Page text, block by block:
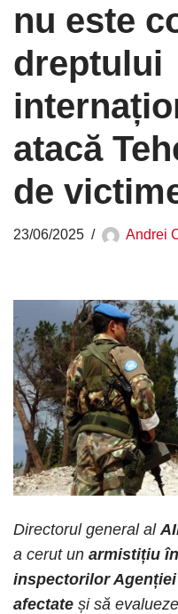
nu este
dreptului
atacă
de
23/06/2025 Andrei
Directorul general al
a cerut un armistițiu
inspectorilor Agenției
afectate și să